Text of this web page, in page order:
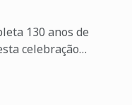
130 anos de
celebração